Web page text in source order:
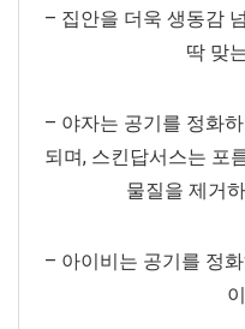
– 집안을 더욱 생동감
딱 맞
– 야자는 공기를 정화
되며, 스킨답서스는 포
물질을 제거
– 아이비는 공기를 정